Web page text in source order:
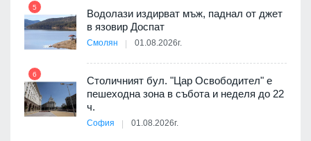
5
Водолази издирват мъж, паднал от джет
в язовир Доспат
Смолян 01.08.2026г.
6
Столичният бул. "Цар Освободител" е
пешеходна зона в събота и неделя до 22
ч.
София 01.08.2026г.